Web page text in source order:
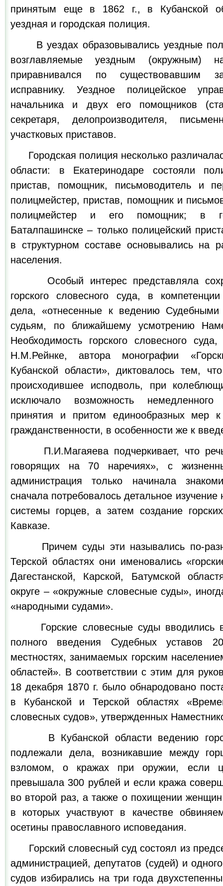
принятым еще в 1862 г., в Кубанской
уездная и городская полиция.
В уездах образовывались уездные
возглавляемые уездным (окружным)
приравнивался по существовавшим
исправнику. Уездное полицейское
начальника и двух его помощников
секретаря, делопроизводителя,
участковых приставов.
Городская полиция несколько
области: в Екатеринодаре состояли
пристав, помощник, письмоводитель и
полицмейстер, пристав, помощник и
полицмейстер и его помощник; в
Баталпашинске – только полицейский
в структурном составе основывались на
населения.
Особый интерес представляла
горского словесного суда, в
дела, «отнесенные к ведению
судьям, по ближайшему усмотрению
Необходимость горского словесного
Н.М.Рейнке, автора монографии
Кубанской области», диктовалось тем,
происходившее исподволь, при
исключало возможность
принятия и притом единообразных мер
гражданственности, в особенности же к
П.И.Магаяева подчеркивает, что
говорящих на 70 наречиях», с
администрация только начинала
сначала потребовалось детальное
системы горцев, а затем создание
Кавказе.
Причем суды эти назывались по-
Терской областях они именовались
Дагестанской, Карской, Батумской
округе – «окружные словесные суды»,
«народными судами».
Горские словесные суды вводились
полного введения Судебных уставов
местностях, занимаемых горским
областей». В соответствии с этим для
18 декабря 1870 г. было обнародовано
в Кубанской и Терской областях
словесных судов», утвержденных
В Кубанской области ведению
подлежали дела, возникавшие между
взломом, о кражах при оружии, если
превышала 300 рублей и если кража
во второй раз, а также о похищении
в которых участвуют в качестве
осетины православного исповедания.
Горский словесный суд состоял из
администрацией, депутатов (судей) и
судов избирались на три года